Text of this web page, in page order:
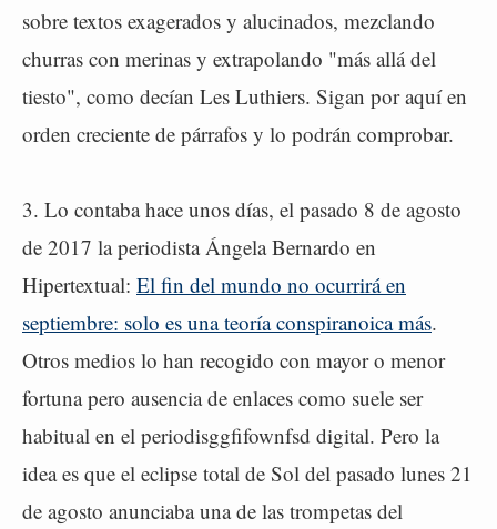
sobre textos exagerados y alucinados, mezclando
churras con merinas y extrapolando "más allá del
tiesto", como decían Les Luthiers. Sigan por aquí en
orden creciente de párrafos y lo podrán comprobar.
3. Lo contaba hace unos días, el pasado 8 de agosto
de 2017 la periodista Ángela Bernardo en
Hipertextual: El fin del mundo no ocurrirá en
septiembre: solo es una teoría conspiranoica más.
Otros medios lo han recogido con mayor o menor
fortuna pero ausencia de enlaces como suele ser
habitual en el periodisggfifownfsd digital. Pero la
idea es que el eclipse total de Sol del pasado lunes 21
de agosto anunciaba una de las trompetas del